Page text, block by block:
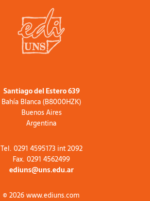
Santiago del Estero 639
Bahía Blanca (B8000HZK)
Buenos Aires
Argentina
Tel. 0291 4595173 int 2092
Fax. 0291 4562499
ediuns@uns.edu.ar
© 2026 www.ediuns.com